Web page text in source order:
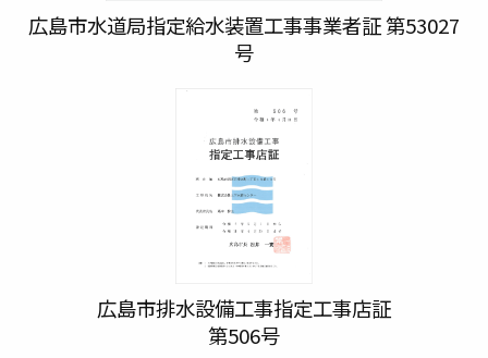
広島市水道局指定給水装置工事事業者証 第53027
号
広島市排水設備工事指定工事店証
第506号